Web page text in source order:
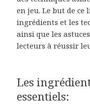
en jeu. Le but de ce
ingrédients et les
ainsi que les
lecteurs à réussir
Les
essentiels: